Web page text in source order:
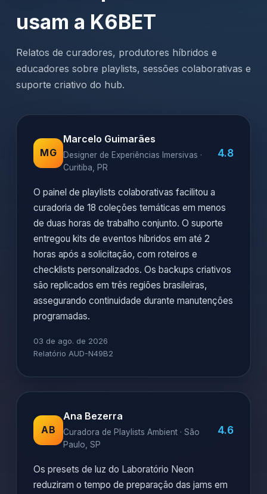
usam a K6BET
Relatos de curadores, produtores híbridos e
educadores sobre playlists, sessões colaborativas e
suporte criativo do hub.
MG
Marcelo Guimarães
Designer de Experiências Imersivas ·
Curitiba, PR
4.8
O painel de playlists colaborativas facilitou a
curadoria de 18 coleções temáticas em menos
de duas horas de trabalho conjunto. O suporte
entregou kits de eventos híbridos em até 2
horas após a solicitação, com roteiros e
checklists personalizados. Os backups criativos
são replicados em três regiões brasileiras,
assegurando continuidade durante manutenções
programadas.
03 de ago. de 2026
Relatório AUD-N49B2
AB
Ana Bezerra
Curadora de Playlists Ambient · São
Paulo, SP
4.6
Os presets de luz do Laboratório Neon
reduziram o tempo de preparação das jams em